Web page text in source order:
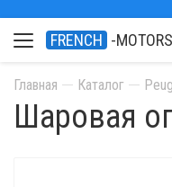
FRENCH -MOTORS
Главная Каталог
Шаровая